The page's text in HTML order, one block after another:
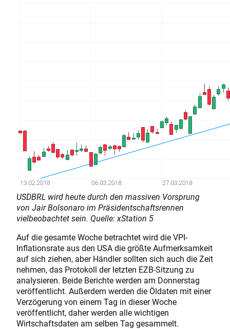
USDBRL wird heute durch den massiven Vorsprung
von Jair Bolsonaro im Präsidentschaftsrennen
vielbeobachtet sein. Quelle: xStation 5
Auf die gesamte Woche betrachtet wird die VPI-
Inflationsrate aus den USA die größte Aufmerksamkeit
auf sich ziehen, aber Händler sollten sich auch die Zeit
nehmen, das Protokoll der letzten EZB-Sitzung zu
analysieren. Beide Berichte werden am Donnerstag
veröffentlicht. Außerdem werden die Öldaten mit einer
Verzögerung von einem Tag in dieser Woche
veröffentlicht, daher werden alle wichtigen
Wirtschaftsdaten am selben Tag gesammelt.